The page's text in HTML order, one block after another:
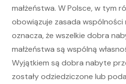
małżeństwa. W Polsce, w tym
obowiązuje zasada wspólności
oznacza, że wszelkie dobra
małżeństwa są wspólną
Wyjątkiem są dobra nabyte
zostały odziedziczone lub